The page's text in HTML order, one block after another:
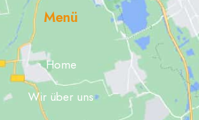
Menü
Home
Wir über uns